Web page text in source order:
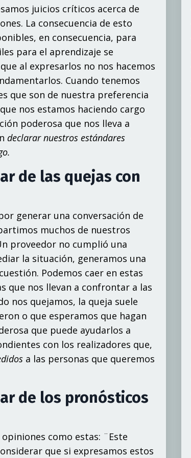
juicios críticos acerca de
La consecuencia de esto
en consecuencia, para
para el aprendizaje se
al expresarlos no nos hacemos
Cuando tenemos
que son de nuestra preferencia
nos estamos haciendo cargo
poderosa que nos lleva a
declarar nuestros estándares
de las quejas con
generar una conversación de
muchos de nuestros
proveedor no cumplió una
la situación, generamos una
Podemos caer en estas
que nos llevan a confrontar a las
nos quejamos, la queja suele
o que esperamos que hagan
que puede ayudarlos a
con los realizadores que,
a las personas que queremos
de los pronósticos
como estas: ¨Este
que si expresamos estos